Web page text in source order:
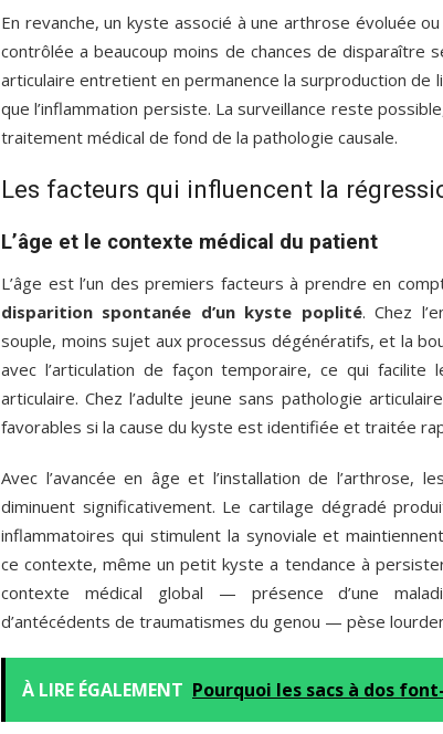
En revanche, un kyste associé à une arthrose évoluée
contrôlée a beaucoup moins de chances de disparaître
articulaire entretient en permanence la surproduction de
que l’inflammation persiste. La surveillance reste
traitement médical de fond de la pathologie causale.
Les facteurs qui influencent la
L’âge et le contexte médical du patient
L’âge est l’un des premiers facteurs à prendre en
disparition spontanée d’un kyste poplité. Chez
souple, moins sujet aux processus dégénératifs, et la
avec l’articulation de façon temporaire, ce qui
articulaire. Chez l’adulte jeune sans pathologie
favorables si la cause du kyste est identifiée et traitée
Avec l’avancée en âge et l’installation de l’arthrose,
diminuent significativement. Le cartilage dégradé
inflammatoires qui stimulent la synoviale et
ce contexte, même un petit kyste a tendance à
contexte médical global — présence d’une
d’antécédents de traumatismes du genou — pèse
À LIRE ÉGALEMENT Pourquoi les sacs à dos